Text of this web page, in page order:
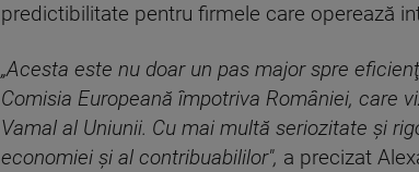
predictibilitate pentru firmele care operează
„Acesta este nu doar un pas major spre
Comisia Europeană împotriva României, care
Vamal al Uniunii. Cu mai multă seriozitate şi
economiei şi al contribuabililor", a precizat